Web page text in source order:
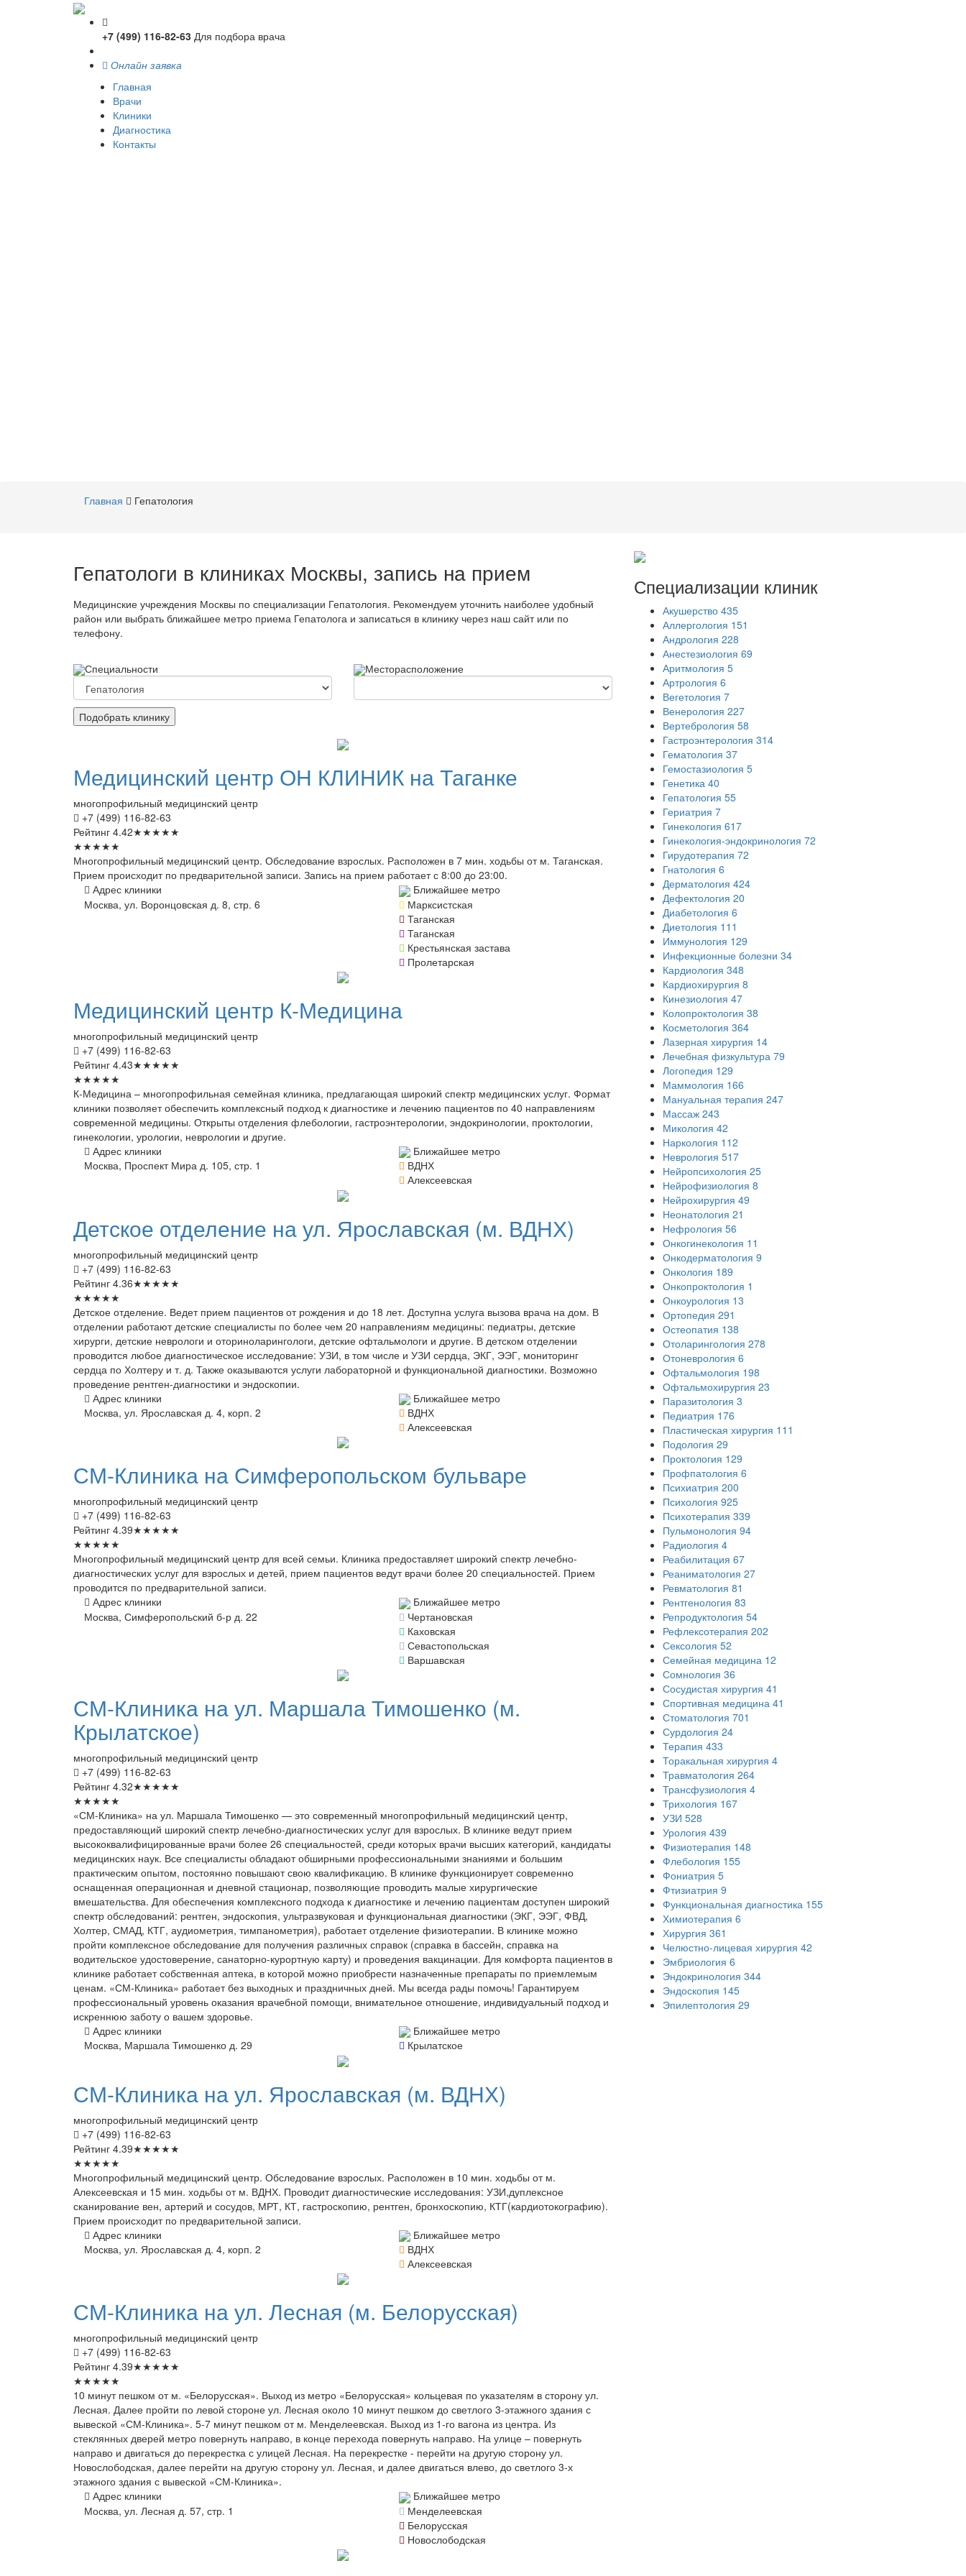
+7 (499) 116-82-63 Для подбора врача
Онлайн заявка
Главная
Врачи
Клиники
Диагностика
Контакты
Главная Гепатология
Гепатологи в клиниках Москвы, запись на прием
Медицинские учреждения Москвы по специализации Гепатология. Рекомендуем уточнить наиболее удобный
район или выбрать ближайшее метро приема Гепатолога и записаться в клинику через наш сайт или по
телефону.
Специальности Месторасположение
Подобрать клинику
Медицинский центр ОН КЛИНИК на Таганке
многопрофильный медицинский центр
+7 (499) 116-82-63
Рейтинг 4.42★★★★★
★★★★★
Многопрофильный медицинский центр. Обследование взрослых. Расположен в 7 мин. ходьбы от м. Таганская.
Прием происходит по предварительной записи. Запись на прием работает с 8:00 до 23:00.
Адрес клиники
Ближайшее метро
Москва, ул. Воронцовская д. 8, стр. 6
Марксистская
Таганская
Таганская
Крестьянская застава
Пролетарская
Медицинский центр К-Медицина
многопрофильный медицинский центр
+7 (499) 116-82-63
Рейтинг 4.43★★★★★
★★★★★
К-Медицина – многопрофильная семейная клиника, предлагающая широкий спектр медицинских услуг. Формат
клиники позволяет обеспечить комплексный подход к диагностике и лечению пациентов по 40 направлениям
современной медицины. Открыты отделения флебологии, гастроэнтерологии, эндокринологии, проктологии,
гинекологии, урологии, неврологии и другие.
Адрес клиники
Ближайшее метро
Москва, Проспект Мира д. 105, стр. 1
ВДНХ
Алексеевская
Детское отделение на ул. Ярославская (м. ВДНХ)
многопрофильный медицинский центр
+7 (499) 116-82-63
Рейтинг 4.36★★★★★
★★★★★
Детское отделение. Ведет прием пациентов от рождения и до 18 лет. Доступна услуга вызова врача на дом. В
отделении работают детские специалисты по более чем 20 направлениям медицины: педиатры, детские
хирурги, детские неврологи и оториноларингологи, детские офтальмологи и другие. В детском отделении
проводится любое диагностическое исследование: УЗИ, в том числе и УЗИ сердца, ЭКГ, ЭЭГ, мониторинг
сердца по Холтеру и т. д. Также оказываются услуги лабораторной и функциональной диагностики. Возможно
проведение рентген-диагностики и эндоскопии.
Адрес клиники
Ближайшее метро
Москва, ул. Ярославская д. 4, корп. 2
ВДНХ
Алексеевская
СМ-Клиника на Симферопольском бульваре
многопрофильный медицинский центр
+7 (499) 116-82-63
Рейтинг 4.39★★★★★
★★★★★
Многопрофильный медицинский центр для всей семьи. Клиника предоставляет широкий спектр лечебно-
диагностических услуг для взрослых и детей, прием пациентов ведут врачи более 20 специальностей. Прием
проводится по предварительной записи.
Адрес клиники
Ближайшее метро
Москва, Симферопольский б-р д. 22
Чертановская
Каховская
Севастопольская
Варшавская
СМ-Клиника на ул. Маршала Тимошенко (м.
Крылатское)
многопрофильный медицинский центр
+7 (499) 116-82-63
Рейтинг 4.32★★★★★
★★★★★
«СМ-Клиника» на ул. Маршала Тимошенко — это современный многопрофильный медицинский центр,
предоставляющий широкий спектр лечебно-диагностических услуг для взрослых. В клинике ведут прием
высококвалифицированные врачи более 26 специальностей, среди которых врачи высших категорий, кандидаты
медицинских наук. Все специалисты обладают обширными профессиональными знаниями и большим
практическим опытом, постоянно повышают свою квалификацию. В клинике функционирует современно
оснащенная операционная и дневной стационар, позволяющие проводить малые хирургические
вмешательства. Для обеспечения комплексного подхода к диагностике и лечению пациентам доступен широкий
спектр обследований: рентген, эндоскопия, ультразвуковая и функциональная диагностики (ЭКГ, ЭЭГ, ФВД,
Холтер, СМАД, КТГ, аудиометрия, тимпанометрия), работает отделение физиотерапии. В клинике можно
пройти комплексное обследование для получения различных справок (справка в бассейн, справка на
водительское удостоверение, санаторно-курортную карту) и проведения вакцинации. Для комфорта пациентов в
клинике работает собственная аптека, в которой можно приобрести назначенные препараты по приемлемым
ценам. «СМ-Клиника» работает без выходных и праздничных дней. Мы всегда рады помочь! Гарантируем
профессиональный уровень оказания врачебной помощи, внимательное отношение, индивидуальный подход и
искреннюю заботу о вашем здоровье.
Адрес клиники
Ближайшее метро
Москва, Маршала Тимошенко д. 29
Крылатское
СМ-Клиника на ул. Ярославская (м. ВДНХ)
многопрофильный медицинский центр
+7 (499) 116-82-63
Рейтинг 4.39★★★★★
★★★★★
Многопрофильный медицинский центр. Обследование взрослых. Расположен в 10 мин. ходьбы от м.
Алексеевская и 15 мин. ходьбы от м. ВДНХ. Проводит диагностические исследования: УЗИ,дуплексное
сканирование вен, артерий и сосудов, МРТ, КТ, гастроскопию, рентген, бронхоскопию, КТГ(кардиотокографию).
Прием происходит по предварительной записи.
Адрес клиники
Ближайшее метро
Москва, ул. Ярославская д. 4, корп. 2
ВДНХ
Алексеевская
СМ-Клиника на ул. Лесная (м. Белорусская)
многопрофильный медицинский центр
+7 (499) 116-82-63
Рейтинг 4.39★★★★★
★★★★★
10 минут пешком от м. «Белорусская». Выход из метро «Белорусская» кольцевая по указателям в сторону ул.
Лесная. Далее пройти по левой стороне ул. Лесная около 10 минут пешком до светлого 3-этажного здания с
вывеской «СМ-Клиника». 5-7 минут пешком от м. Менделеевская. Выход из 1-го вагона из центра. Из
стеклянных дверей метро повернуть направо, в конце перехода повернуть направо. На улице – повернуть
направо и двигаться до перекрестка с улицей Лесная. На перекрестке - перейти на другую сторону ул.
Новослободская, далее перейти на другую сторону ул. Лесная, и далее двигаться влево, до светлого 3-х
этажного здания с вывеской «СМ-Клиника».
Адрес клиники
Ближайшее метро
Москва, ул. Лесная д. 57, стр. 1
Менделеевская
Белорусская
Новослободская
Специализации клиник
Акушерство 435
Аллергология 151
Андрология 228
Анестезиология 69
Аритмология 5
Артрология 6
Вегетология 7
Венерология 227
Вертебрология 58
Гастроэнтерология 314
Гематология 37
Гемостазиология 5
Генетика 40
Гепатология 55
Гериатрия 7
Гинекология 617
Гинекология-эндокринология 72
Гирудотерапия 72
Гнатология 6
Дерматология 424
Дефектология 20
Диабетология 6
Диетология 111
Иммунология 129
Инфекционные болезни 34
Кардиология 348
Кардиохирургия 8
Кинезиология 47
Колопроктология 38
Косметология 364
Лазерная хирургия 14
Лечебная физкультура 79
Логопедия 129
Маммология 166
Мануальная терапия 247
Массаж 243
Микология 42
Наркология 112
Неврология 517
Нейропсихология 25
Нейрофизиология 8
Нейрохирургия 49
Неонатология 21
Нефрология 56
Онкогинекология 11
Онкодерматология 9
Онкология 189
Онкопроктология 1
Онкоурология 13
Ортопедия 291
Остеопатия 138
Отоларингология 278
Отоневрология 6
Офтальмология 198
Офтальмохирургия 23
Паразитология 3
Педиатрия 176
Пластическая хирургия 111
Подология 29
Проктология 129
Профпатология 6
Психиатрия 200
Психология 925
Психотерапия 339
Пульмонология 94
Радиология 4
Реабилитация 67
Реаниматология 27
Ревматология 81
Рентгенология 83
Репродуктология 54
Рефлексотерапия 202
Сексология 52
Семейная медицина 12
Сомнология 36
Сосудистая хирургия 41
Спортивная медицина 41
Стоматология 701
Сурдология 24
Терапия 433
Торакальная хирургия 4
Травматология 264
Трансфузиология 4
Трихология 167
УЗИ 528
Урология 439
Физиотерапия 148
Флебология 155
Фониатрия 5
Фтизиатрия 9
Функциональная диагностика 155
Химиотерапия 6
Хирургия 361
Челюстно-лицевая хирургия 42
Эмбриология 6
Эндокринология 344
Эндоскопия 145
Эпилептология 29